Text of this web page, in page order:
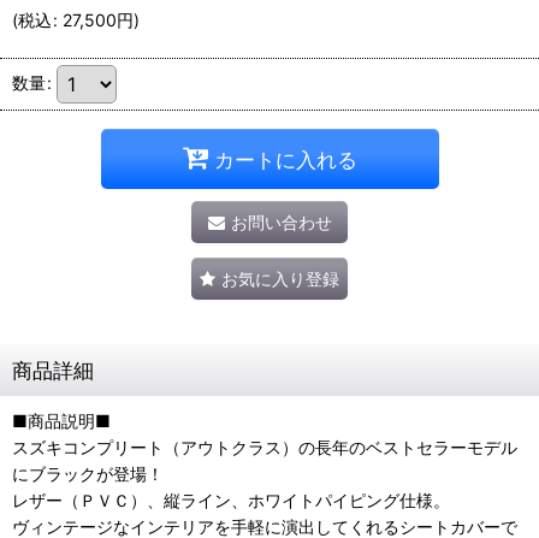
(税込: 27,500円)
数量:
カートに入れる
お問い合わせ
お気に入り登録
商品詳細
■商品説明■
スズキコンプリート（アウトクラス）の長年のベストセラーモデル
にブラックが登場！
レザー（ＰＶＣ）、縦ライン、ホワイトパイピング仕様。
ヴィンテージなインテリアを手軽に演出してくれるシートカバーで